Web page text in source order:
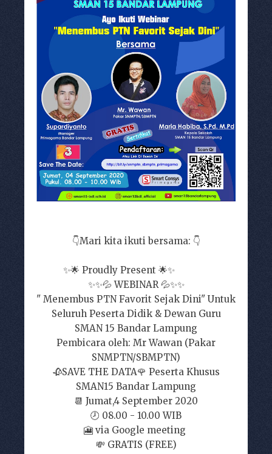
👇Mari kita ikuti bersama: 👇
✨🌟 Proudly Present 🌟✨
✨✨💦 WEBINAR 💦✨✨
" Menembus PTN Favorit Sejak Dini" Untuk
Seluruh Peserta Didik & Dewan Guru
SMAN 15 Bandar Lampung
Pembicara oleh: Mr Wawan (Pakar
SNMPTN/SBMPTN)
🥀SAVE THE DATA🌹 Peserta Khusus
SMAN15 Bandar Lampung
📆 Jumat,4 September 2020
🕗 08.00 - 10.00 WIB
🎦 via Google meeting
💸 GRATIS (FREE)